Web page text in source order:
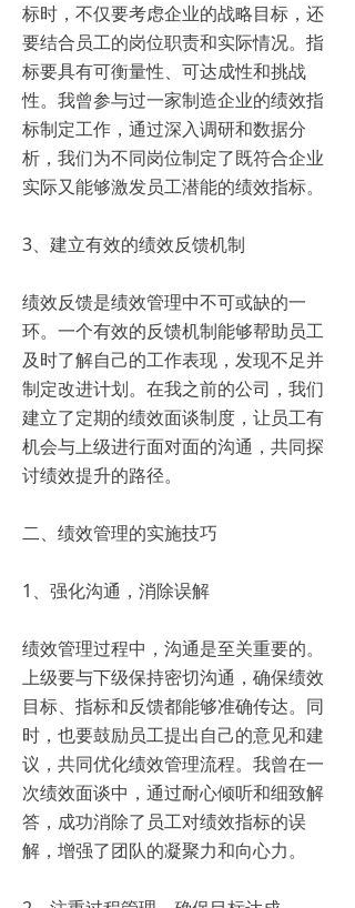
标时，不仅要考虑企业的战略目标，还
要结合员工的岗位职责和实际情况。指
标要具有可衡量性、可达成性和挑战
性。我曾参与过一家制造企业的绩效指
标制定工作，通过深入调研和数据分
析，我们为不同岗位制定了既符合企业
实际又能够激发员工潜能的绩效指标。
3、建立有效的绩效反馈机制
绩效反馈是绩效管理中不可或缺的一
环。一个有效的反馈机制能够帮助员工
及时了解自己的工作表现，发现不足并
制定改进计划。在我之前的公司，我们
建立了定期的绩效面谈制度，让员工有
机会与上级进行面对面的沟通，共同探
讨绩效提升的路径。
二、绩效管理的实施技巧
1、强化沟通，消除误解
绩效管理过程中，沟通是至关重要的。
上级要与下级保持密切沟通，确保绩效
目标、指标和反馈都能够准确传达。同
时，也要鼓励员工提出自己的意见和建
议，共同优化绩效管理流程。我曾在一
次绩效面谈中，通过耐心倾听和细致解
答，成功消除了员工对绩效指标的误
解，增强了团队的凝聚力和向心力。